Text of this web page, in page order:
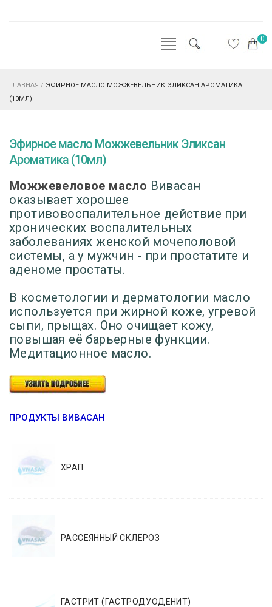
.
0
ГЛАВНАЯ / ЭФИРНОЕ МАСЛО МОЖЖЕВЕЛЬНИК ЭЛИКСАН АРОМАТИКА
(10МЛ)
Эфирное масло Можжевельник Эликсан
Ароматика (10мл)
Можжевеловое масло Вивасан
оказывает хорошее
противовоспалительное действие при
хронических воспалительных
заболеваниях женской мочеполовой
системы, а у мужчин - при простатите и
аденоме простаты.
В косметологии и дерматологии масло
используется при жирной коже, угревой
сыпи, прыщах. Оно очищает кожу,
повышая её барьерные функции.
Медитационное масло.
ПРОДУКТЫ ВИВАСАН
ХРАП
РАССЕЯННЫЙ СКЛЕРОЗ
ГАСТРИТ (ГАСТРОДУОДЕНИТ)